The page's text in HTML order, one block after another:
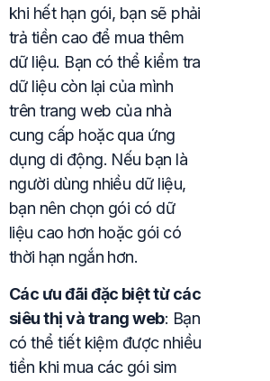
khi hết hạn gói, bạn sẽ phải
trả tiền cao để mua thêm
dữ liệu. Bạn có thể kiểm tra
dữ liệu còn lại của mình
trên trang web của nhà
cung cấp hoặc qua ứng
dụng di động. Nếu bạn là
người dùng nhiều dữ liệu,
bạn nên chọn gói có dữ
liệu cao hơn hoặc gói có
thời hạn ngắn hơn.
Các ưu đãi đặc biệt từ các
siêu thị và trang web: Bạn
có thể tiết kiệm được nhiều
tiền khi mua các gói sim